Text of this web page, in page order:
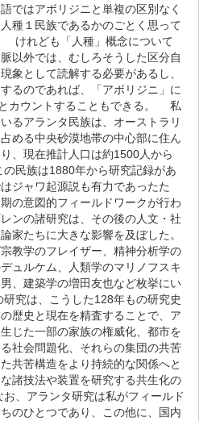
ではアボリジニと単複の区別なく
種１民族であるかのごとく思って
けれども「人種」概念について
以外では、むしろそうした区分自
象として読解する必要があるし、
るのであれば、「アボリジニ」に
カウントすることもできる。 私
るアランタ民族は、オーストラリ
める中央砂漠地帯の中心部に住ん
、現在推計人口は約1500人から
民族は1880年から研究記録があ
ジャワ起源説も有力であったた
の意図的フィールドワークが行わ
ンの諸研究は、その後の人文・社
家たちに大きな影響を及ぼした。
教学のフレイザー、精神分析学の
ュルケム、人類学のマリノフスキ
、建築学の増田友也など枚挙にい
究は、こうした128年もの研究史
歴史と現在を精査することで、ア
じた一部の家族の権威化、都市を
社会問題化、それらの集団の共苦
共苦構造をより持続的な関係へと
諸技法や装置を研究する共生化の
、アランタ研究は私がフィールド
のひとつであり、この他に、国内